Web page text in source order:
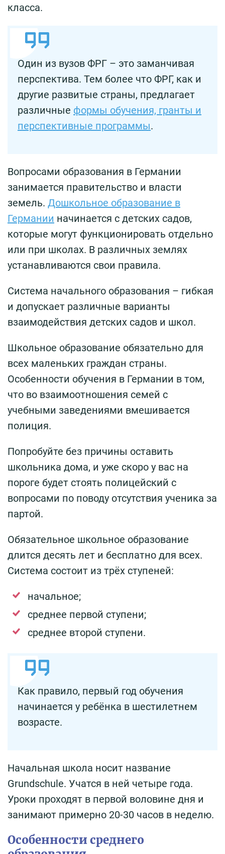
класса.
Один из вузов ФРГ – это заманчивая
перспектива. Тем более что ФРГ, как и
другие развитые страны, предлагает
различные формы обучения, гранты и
перспективные программы.
Вопросами образования в Германии
занимается правительство и власти
земель. Дошкольное образование в
Германии начинается с детских садов,
которые могут функционировать отдельно
или при школах. В различных землях
устанавливаются свои правила.
Система начального образования – гибкая
и допускает различные варианты
взаимодействия детских садов и школ.
Школьное образование обязательно для
всех маленьких граждан страны.
Особенности обучения в Германии в том,
что во взаимоотношения семей с
учебными заведениями вмешивается
полиция.
Попробуйте без причины оставить
школьника дома, и уже скоро у вас на
пороге будет стоять полицейский с
вопросами по поводу отсутствия ученика за
партой.
Обязательное школьное образование
длится десять лет и бесплатно для всех.
Система состоит из трёх ступеней:
начальное;
среднее первой ступени;
среднее второй ступени.
Как правило, первый год обучения
начинается у ребёнка в шестилетнем
возрасте.
Начальная школа носит название
Grundschule. Учатся в ней четыре года.
Уроки проходят в первой воловине дня и
занимают примерно 20-30 часов в неделю.
Особенности среднего